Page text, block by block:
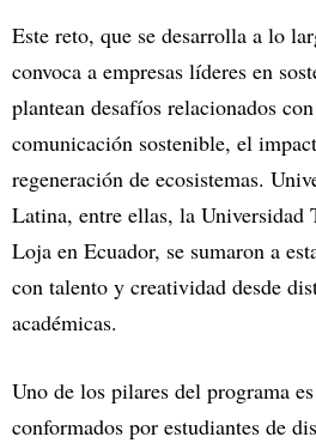
Este reto, que se desarrolla a lo
convoca a empresas líderes en
plantean desafíos relacionados
comunicación sostenible, el
regeneración de ecosistemas.
Latina, entre ellas, la Universidad
Loja en Ecuador, se sumaron a
con talento y creatividad desde
académicas.
Uno de los pilares del programa
conformados por estudiantes de